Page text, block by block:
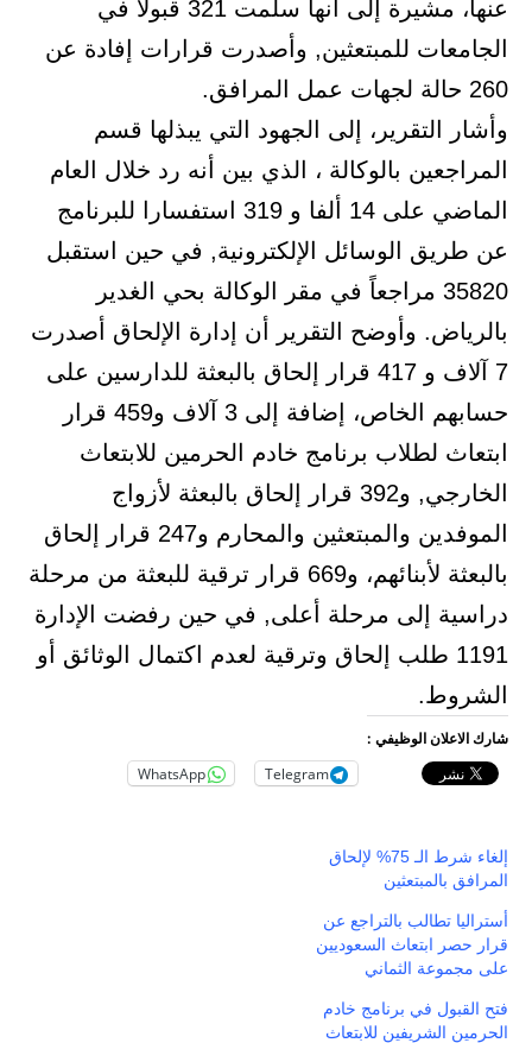
عنها، مشيرة إلى أنها سلمت 321 قبولاً في
الجامعات للمبتعثين, وأصدرت قرارات إفادة عن
260 حالة لجهات عمل المرافق.
وأشار التقرير، إلى الجهود التي يبذلها قسم
المراجعين بالوكالة ، الذي بين أنه رد خلال العام
الماضي على 14 ألفا و 319 استفسارا للبرنامج
عن طريق الوسائل الإلكترونية, في حين استقبل
35820 مراجعاً في مقر الوكالة بحي الغدير
بالرياض. وأوضح التقرير أن إدارة الإلحاق أصدرت
7 آلاف و 417 قرار إلحاق بالبعثة للدارسين على
حسابهم الخاص، إضافة إلى 3 آلاف و459 قرار
ابتعاث لطلاب برنامج خادم الحرمين للابتعاث
الخارجي, و392 قرار إلحاق بالبعثة لأزواج
الموفدين والمبتعثين والمحارم و247 قرار إلحاق
بالبعثة لأبنائهم، و669 قرار ترقية للبعثة من مرحلة
دراسية إلى مرحلة أعلى, في حين رفضت الإدارة
1191 طلب إلحاق وترقية لعدم اكتمال الوثائق أو
الشروط.
شارك الاعلان الوظيفي :
Telegram
WhatsApp
إلغاء شرط الـ 75% لإلحاق
المرافق بالمبتعثين
أستراليا تطالب بالتراجع عن
قرار حصر ابتعاث السعوديين
على مجموعة الثماني
فتح القبول في برنامج خادم
الحرمين الشريفين للابتعاث